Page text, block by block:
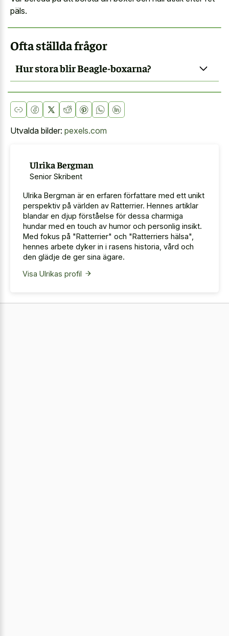
päls.
Ofta ställda frågor
Hur stora blir Beagle-boxarna?
Utvalda bilder: pexels.com
Ulrika Bergman
Senior Skribent
Ulrika Bergman är en erfaren författare med ett unikt
perspektiv på världen av Ratterrier. Hennes artiklar
blandar en djup förståelse för dessa charmiga
hundar med en touch av humor och personlig insikt.
Med fokus på "Ratterrier" och "Ratterriers hälsa",
hennes arbete dyker in i rasens historia, vård och
den glädje de ger sina ägare.
Visa Ulrikas profil